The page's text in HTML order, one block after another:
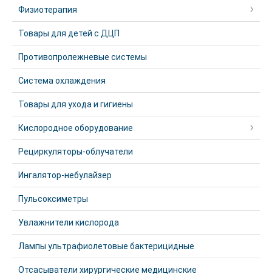
Физиотерапия
Товары для детей с ДЦП
Противопролежневые системы
Система охлаждения
Товары для ухода и гигиены
Кислородное оборудование
Рециркуляторы-облучатели
Ингалятор-небулайзер
Пульсоксиметры
Увлажнители кислорода
Лампы ультрафиолетовые бактерицидные
Отсасыватели хирургические медицинские